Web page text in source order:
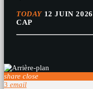
TODAY12 JUIN 2026
CAP
share close
3 email